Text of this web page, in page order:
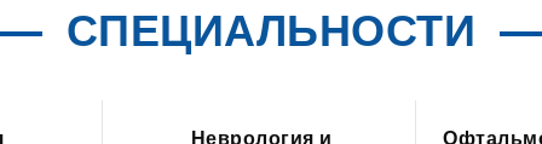
СПЕЦИАЛЬНОСТИ